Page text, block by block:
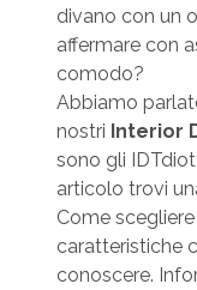
divano con un
affermare con
comodo?
Abbiamo
nostri Interior
sono gli
articolo trovi
Come
caratteristiche
conoscere.